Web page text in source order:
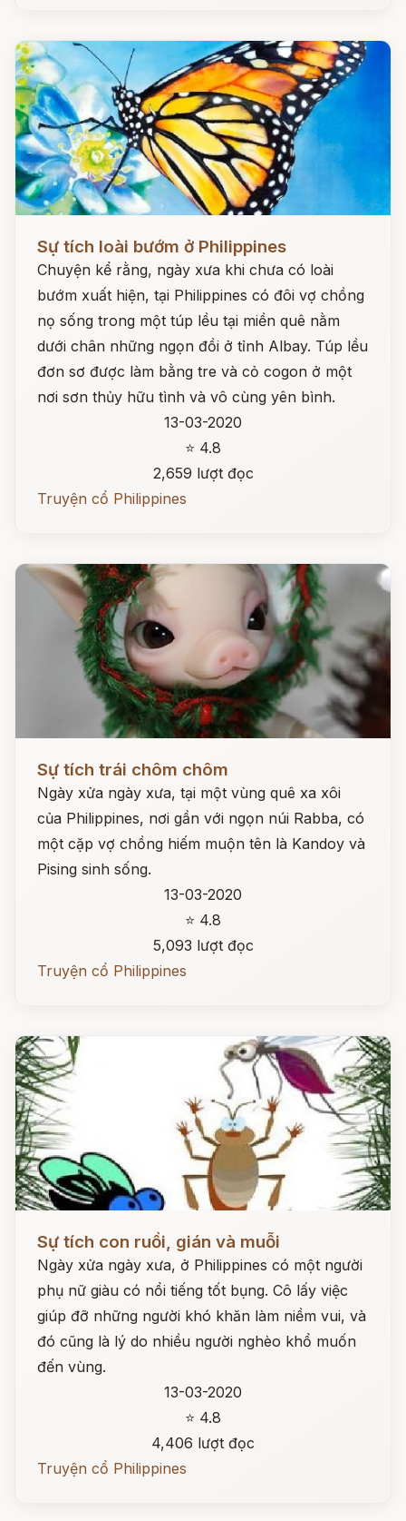
Sự tích loài bướm ở Philippines
Chuyện kể rằng, ngày xưa khi chưa có loài
bướm xuất hiện, tại Philippines có đôi vợ chồng
nọ sống trong một túp lều tại miền quê nằm
dưới chân những ngọn đồi ở tỉnh Albay. Túp lều
đơn sơ được làm bằng tre và cỏ cogon ở một
nơi sơn thủy hữu tình và vô cùng yên bình.
13-03-2020
⭐ 4.8
2,659 lượt đọc
Truyện cổ Philippines
Sự tích trái chôm chôm
Ngày xửa ngày xưa, tại một vùng quê xa xôi
của Philippines, nơi gần với ngọn núi Rabba, có
một cặp vợ chồng hiếm muộn tên là Kandoy và
Pising sinh sống.
13-03-2020
⭐ 4.8
5,093 lượt đọc
Truyện cổ Philippines
Sự tích con ruồi, gián và muỗi
Ngày xửa ngày xưa, ở Philippines có một người
phụ nữ giàu có nổi tiếng tốt bụng. Cô lấy việc
giúp đỡ những người khó khăn làm niềm vui, và
đó cũng là lý do nhiều người nghèo khổ muốn
đến vùng.
13-03-2020
⭐ 4.8
4,406 lượt đọc
Truyện cổ Philippines